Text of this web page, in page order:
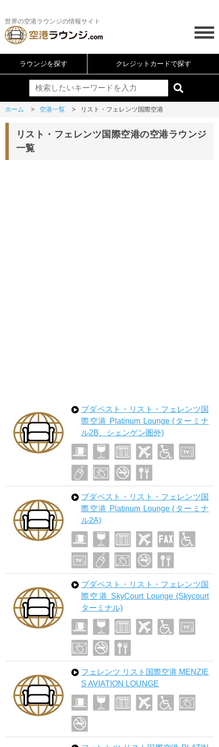
世界の空港ラウンジの情報サイト
ラウンジを探す クレジットカードで探す
ホーム 空港一覧 リスト・フェレンツ国際空港
リスト・フェレンツ国際空港の空港ラウンジ
一覧
ブダペスト・リスト・フェレンツ国
際空港 Platinum Lounge (ターミナ
ル2B、シェンゲン圏外)
ブダペスト・リスト・フェレンツ国
際空港 Platinum Lounge (ターミナ
ル2A)
ブダペスト・リスト・フェレンツ国
際空港 SkyCourt Lounge (Skycourt
ターミナル)
フェレンツ リスト国際空港 MENZIE
S AVIATION LOUNGE